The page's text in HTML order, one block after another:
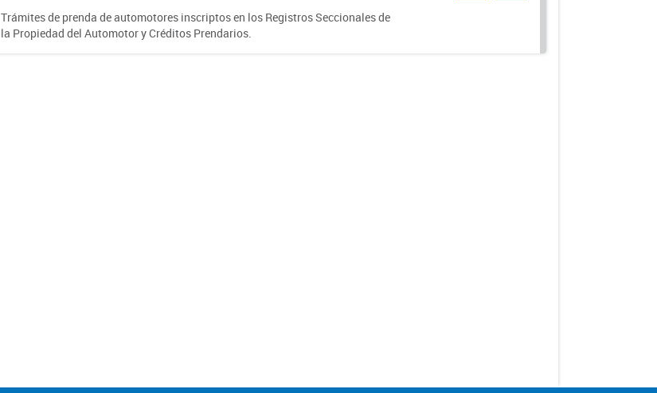
Trámites de prenda de automotores inscriptos en los Registros Seccionales de
la Propiedad del Automotor y Créditos Prendarios.